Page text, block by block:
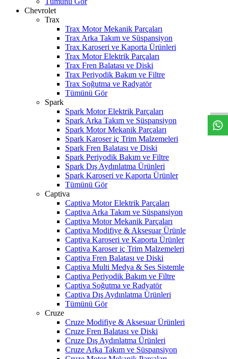
Chevrolet
Trax
Trax Motor Mekanik Parçaları
Trax Arka Takım ve Süspansiyon
Trax Karoseri ve Kaporta Ürünleri
Trax Motor Elektrik Parçaları
Trax Fren Balatası ve Diski
Trax Periyodik Bakım ve Filtre
Trax Soğutma ve Radyatör
Tümünü Gör
Spark
Spark Motor Elektrik Parçaları
Spark Arka Takım ve Süspansiyon
Spark Motor Mekanik Parçaları
Spark Karoser iç Trim Malzemeleri
Spark Fren Balatası ve Diski
Spark Periyodik Bakım ve Filtre
Spark Dış Aydınlatma Ürünleri
Spark Karoseri ve Kaporta Ürünler
Tümünü Gör
Captiva
Captiva Motor Elektrik Parçaları
Captiva Arka Takım ve Süspansiyon
Captiva Motor Mekanik Parçaları
Captiva Modifiye & Aksesuar Ürünle
Captiva Karoseri ve Kaporta Ürünler
Captiva Karoser iç Trim Malzemeleri
Captiva Fren Balatası ve Diski
Captiva Multi Medya & Ses Sistemle
Captiva Periyodik Bakım ve Filtre
Captiva Soğutma ve Radyatör
Captiva Dış Aydınlatma Ürünleri
Tümünü Gör
Cruze
Cruze Modifiye & Aksesuar Ürünleri
Cruze Fren Balatası ve Diski
Cruze Dış Aydınlatma Ürünleri
Cruze Arka Takım ve Süspansiyon